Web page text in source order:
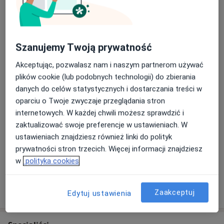
Nowoczesne rozwiązania dla pacjentów zapewniamy
również przy wykorzystaniu urządzenia do
do terapii wektorowej.
Zapewniamy kompleksowe usługi stomatologiczne.
Wykonujemy wypełnienia, odbudowy, leczenie
kanałowe, implanty oraz pełną protetykę.
Wszystko zaczyna się od stworzenia indywidualnego
planu leczenia, a dalej następuje jego wdrożenie. W
tym zakresie wykorzystujemy także oprogramowanie
do komputerowego projektowania uśmiechu (DSD –
Jesteśmy dokładni i liczy się dla nas jakość, stąd przy
wielu zabiegach korzystamy z mikroskopu
Protezy akrylowe
Od 2 000 zł
Rentgen zębów
Od 70 zł
Mosty
Protezy szkieletowe
Od 3 000 zł
+ 27 usług
W jaki sposób ustalane są ceny?
Szanujemy Twoją prywatność
Akceptując, pozwalasz nam i naszym partnerom używać
plików cookie (lub podobnych technologii) do zbierania
danych do celów statystycznych i dostarczania treści w
oparciu o Twoje zwyczaje przeglądania stron
internetowych. W każdej chwili możesz sprawdzić i
zaktualizować swoje preferencje w ustawieniach. W
ustawieniach znajdziesz również linki do polityk
prywatności stron trzecich. Więcej informacji znajdziesz
w polityka cookies
Edytuj ustawienia Zaakceptuj